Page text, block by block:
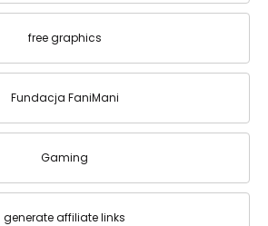
free graphics
Fundacja FaniMani
Gaming
generate affiliate links